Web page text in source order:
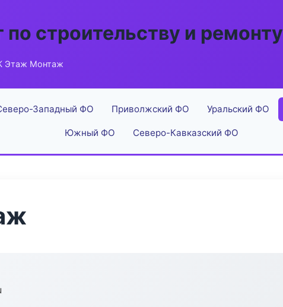
по строительству и ремонту
Этаж Монтаж
Западный ФО Приволжский ФО Уральский ФО
Южный ФО Северо-Кавказский ФО